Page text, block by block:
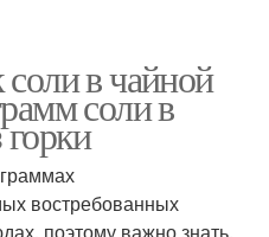
в чайной
соли в
востребованных